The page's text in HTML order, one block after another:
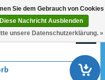
Sie dem Gebrauch von Cookies
Diese Nachricht Ausblenden
unsere Datenschutzerklärung. »